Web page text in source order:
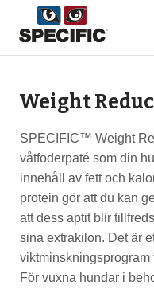
Weight
SPECIFIC™ Weight
våtfoderpaté som din
innehåll av fett och
protein gör att du kan
att dess aptit blir
sina extrakilon. Det är
viktminskningsprogram
För vuxna hundar i